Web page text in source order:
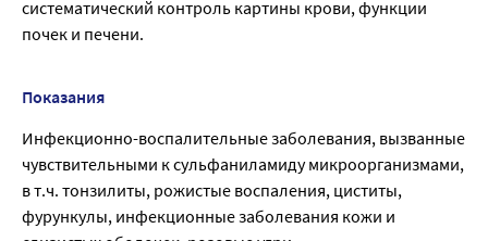
систематический контроль картины крови, функции
почек и печени.
Показания
Инфекционно-воспалительные заболевания, вызванные
чувствительными к сульфаниламиду микроорганизмами,
в т.ч. тонзилиты, рожистые воспаления, циститы,
фурункулы, инфекционные заболевания кожи и